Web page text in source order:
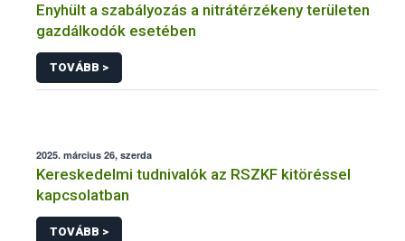
Enyhült a szabályozás a nitrátérzékeny területen
gazdálkodók esetében
TOVÁBB >
2025. március 26, szerda
Kereskedelmi tudnivalók az RSZKF kitöréssel
kapcsolatban
TOVÁBB >